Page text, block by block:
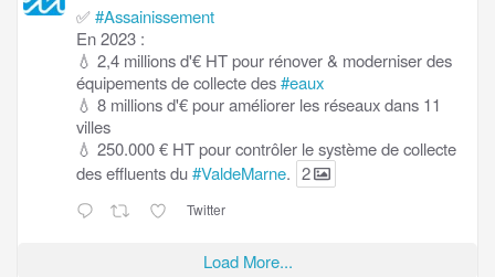
✅#Assainissement
En 2023 :
💧 2,4 millions d'€ HT pour rénover & moderniser des
équipements de collecte des#eaux
💧 8 millions d'€ pour améliorer les réseaux dans 11
villes
💧 250.000 € HT pour contrôler le système de collecte
des effluents du#ValdeMarne. 2
Twitter
Load More...